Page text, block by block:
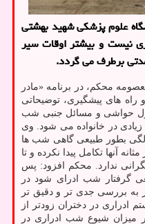
علوم پزشکی شهید بهشتی
نیست و بیشتر اوقات سیر
برطرف می گردد.
محکم، در برنامه «مادر
های پیشگیری، توضیحاتی
حواشی و مسائل جنبی شب
در خانواده می شود. وی
داشت: کودکان تا اختتام ۵ سالگی بطور طبیعی گاهی شب ها
آنها تکامل پیدا نکرده و تا
نگرانی ندارد. محکم افزود: پس
گرفتار شب ادرای شود در
بررسی جدی تر و دقیق تر
در دختران زودتر از
شیوع شب ادراری در